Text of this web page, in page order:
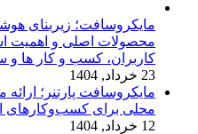
مایکروسافت؛ زیربنای
محصولات اصلی و اهمیت
کاربران، کسب و کار ها و
23 خرداد, 1404
مایکروسافت پارتنر؛ ارائه
محلی برای کسب‌وکارهای
12 خرداد, 1404